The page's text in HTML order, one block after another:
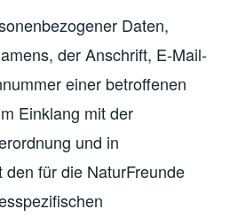
Daten,
der Anschrift, E-Mail-
einer betroffenen
Einklang mit der
und in
für die NaturFreunde